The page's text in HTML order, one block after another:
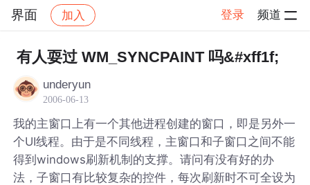
界面 加入 登录 频道
社区 界面
有人耍过 WM_SYNCPAINT 吗&#xff1f;
underyun
2006-06-13
我的主窗口上有一个其他进程创建的窗口，即是另外一
个UI线程。由于是不同线程，主窗口和子窗口之间不能
得到windows刷新机制的支撑。请问有没有好的办
法，子窗口有比较复杂的控件，每次刷新时不可全设为